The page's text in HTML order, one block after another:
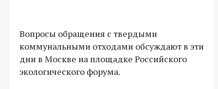
Вопросы обращения с твердыми
коммунальными отходами обсуждают в эти
дни в Москве на площадке Российского
экологического форума.